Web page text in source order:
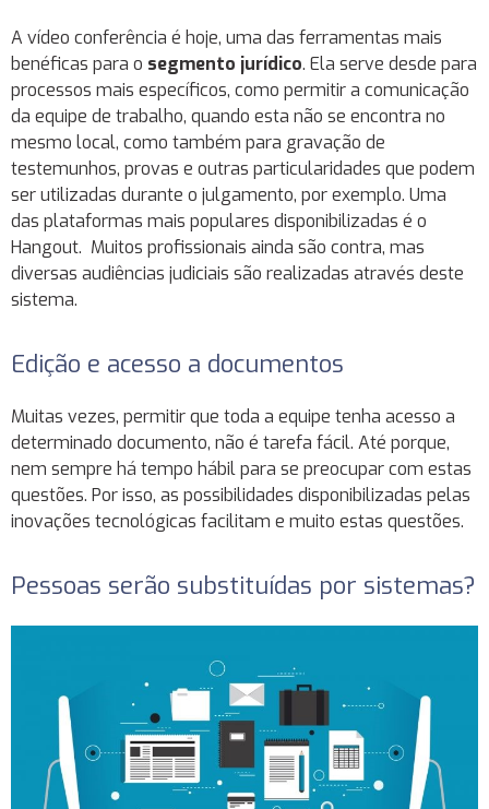
A vídeo conferência é hoje, uma das ferramentas mais
benéficas para o segmento jurídico. Ela serve desde para
processos mais específicos, como permitir a comunicação
da equipe de trabalho, quando esta não se encontra no
mesmo local, como também para gravação de
testemunhos, provas e outras particularidades que podem
ser utilizadas durante o julgamento, por exemplo. Uma
das plataformas mais populares disponibilizadas é o
Hangout. Muitos profissionais ainda são contra, mas
diversas audiências judiciais são realizadas através deste
sistema.
Edição e acesso a documentos
Muitas vezes, permitir que toda a equipe tenha acesso a
determinado documento, não é tarefa fácil. Até porque,
nem sempre há tempo hábil para se preocupar com estas
questões. Por isso, as possibilidades disponibilizadas pelas
inovações tecnológicas facilitam e muito estas questões.
Pessoas serão substituídas por sistemas?